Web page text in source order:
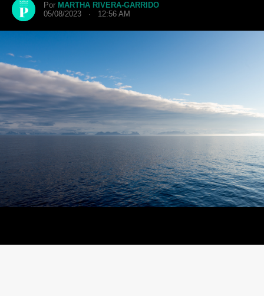
Por MARTHA RIVERA-GARRIDO
05/08/2023 · 12:56 AM